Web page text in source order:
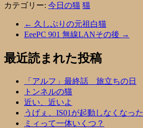
カテゴリー: 今日の猫 猫
← 久しぶりの元祖白猫
EeePC 901 無線LANその後 →
最近読まれた投稿
「アルフ」最終話 旅立ちの日
トンネルの猫
近い、近いよ
うげぇ、IS01が起動しなくなった
ミィって一体いくつ？